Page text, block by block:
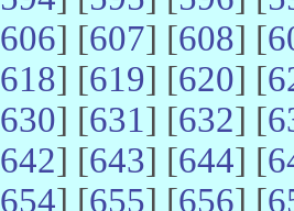
606] [607] [608] [
618] [619] [620] [
630] [631] [632] [
642] [643] [644] [
654] [655] [656] [